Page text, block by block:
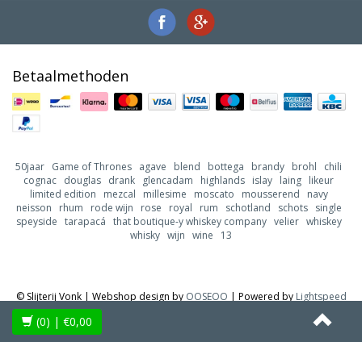
Betaalmethoden
50jaar Game of Thrones agave blend bottega brandy brohl
chili
cognac douglas drank glencadam highlands islay laing likeur
limited edition
mezcal millesime moscato mousserend
navy
neisson
rhum rode wijn rose royal rum schotland schots
single
speyside tarapacá that boutique-y whiskey company velier whiskey
whisky wijn wine 13
© Slijterij Vonk | Webshop design by OOSEOO | Powered by Lightspeed
(0) | €0,00